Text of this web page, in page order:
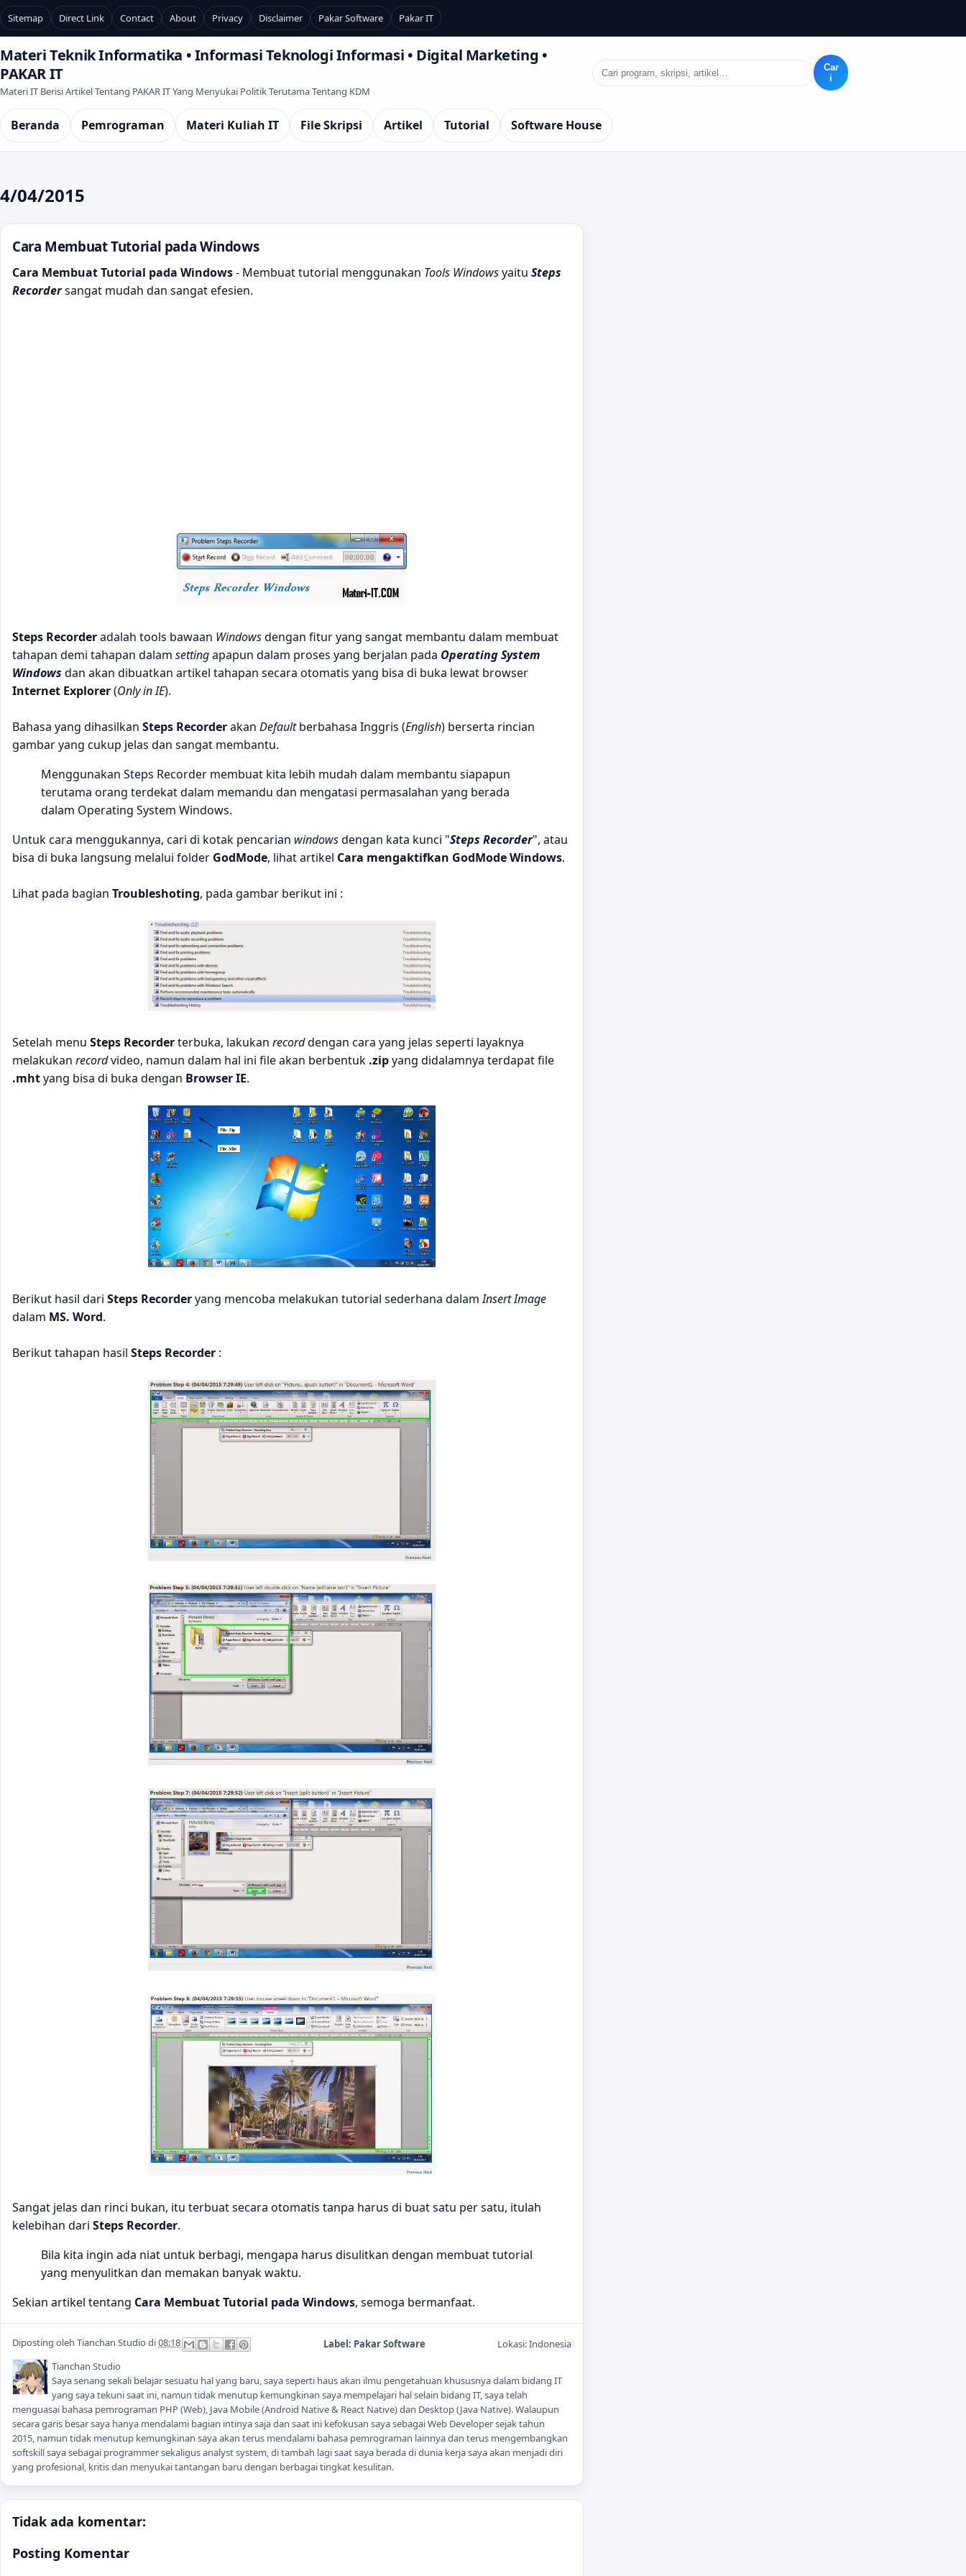
Sitemap Direct Link Contact About Privacy Disclaimer Pakar Software Pakar IT
Materi Teknik Informatika • Informasi Teknologi Informasi • Digital Marketing •
PAKAR IT
Materi IT Berisi Artikel Tentang PAKAR IT Yang Menyukai Politik Terutama Tentang KDM
Car
i
Beranda Pemrograman Materi Kuliah IT File Skripsi Artikel Tutorial Software House
4/04/2015
Cara Membuat Tutorial pada Windows
Cara Membuat Tutorial pada Windows- Membuat tutorial menggunakan Tools Windowsyaitu Steps
Recordersangat mudah dan sangat efesien.
Steps Recorderadalah tools bawaan Windowsdengan fitur yang sangat membantu dalam membuat
tahapan demi tahapan dalam settingapapun dalam proses yang berjalan pada Operating System
Windows dan akan dibuatkan artikel tahapan secara otomatis yang bisa di buka lewat browser
Internet Explorer(Only in IE).
Bahasa yang dihasilkan Steps Recorderakan Defaultberbahasa Inggris (English) berserta rincian
gambar yang cukup jelas dan sangat membantu.
Menggunakan Steps Recorder membuat kita lebih mudah dalam membantu siapapun
terutama orang terdekat dalam memandu dan mengatasi permasalahan yang berada
dalam Operating System Windows.
Untuk cara menggukannya, cari di kotak pencarian windowsdengan kata kunci "Steps Recorder", atau
bisa di buka langsung melalui folder GodMode, lihat artikel Cara mengaktifkan GodMode Windows.
Lihat pada bagian Troubleshoting, pada gambar berikut ini :
Setelah menu Steps Recorderterbuka, lakukan recorddengan cara yang jelas seperti layaknya
melakukan recordvideo, namun dalam hal ini file akan berbentuk .zipyang didalamnya terdapat file
.mhtyang bisa di buka dengan Browser IE.
Berikut hasil dari Steps Recorderyang mencoba melakukan tutorial sederhana dalamInsert Image
dalam MS. Word.
Berikut tahapan hasil Steps Recorder :
Sangat jelas dan rinci bukan, itu terbuat secara otomatis tanpa harus di buat satu per satu, itulah
kelebihan dari Steps Recorder.
Bila kita ingin ada niat untuk berbagi, mengapa harus disulitkan dengan membuat tutorial
yang menyulitkan dan memakan banyak waktu.
Sekian artikel tentang Cara Membuat Tutorial pada Windows, semoga bermanfaat.
Diposting oleh Tianchan Studio di08:18 Label: Pakar Software Lokasi:Indonesia
Tianchan Studio
Saya senang sekali belajar sesuatu hal yang baru, saya seperti haus akan ilmu pengetahuan khususnya dalam bidang IT
yang saya tekuni saat ini, namun tidak menutup kemungkinan saya mempelajari hal selain bidang IT, saya telah
menguasai bahasa pemrograman PHP (Web), Java Mobile (Android Native & React Native) dan Desktop (Java Native). Walaupun
secara garis besar saya hanya mendalami bagian intinya saja dan saat ini kefokusan saya sebagai Web Developer sejak tahun
2015, namun tidak menutup kemungkinan saya akan terus mendalami bahasa pemrograman lainnya dan terus mengembangkan
softskill saya sebagai programmer sekaligus analyst system, di tambah lagi saat saya berada di dunia kerja saya akan menjadi diri
yang profesional, kritis dan menyukai tantangan baru dengan berbagai tingkat kesulitan.
Tidak ada komentar:
Posting Komentar